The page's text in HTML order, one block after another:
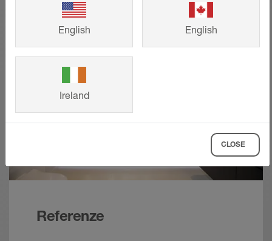
Referenze
English English
Ireland
CLOSE